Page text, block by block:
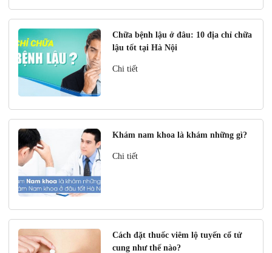
Chữa bệnh lậu ở đâu: 10 địa chỉ chữa
lậu tốt tại Hà Nội
Chi tiết
Khám nam khoa là khám những gì?
Chi tiết
Cách đặt thuốc viêm lộ tuyến cổ tử
cung như thế nào?